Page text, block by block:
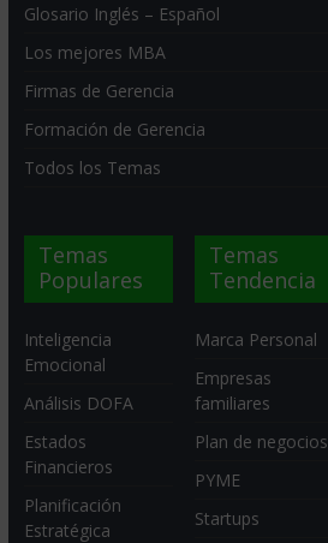
Glosario Inglés – Español
Los mejores MBA
Firmas de Gerencia
Formación de Gerencia
Todos los Temas
Temas
Populares
Inteligencia
Emocional
Análisis DOFA
Estados
Financieros
Planificación
Estratégica
Temas
Tendencia
Marca Personal
Empresas
familiares
Plan de negocios
PYME
Startups